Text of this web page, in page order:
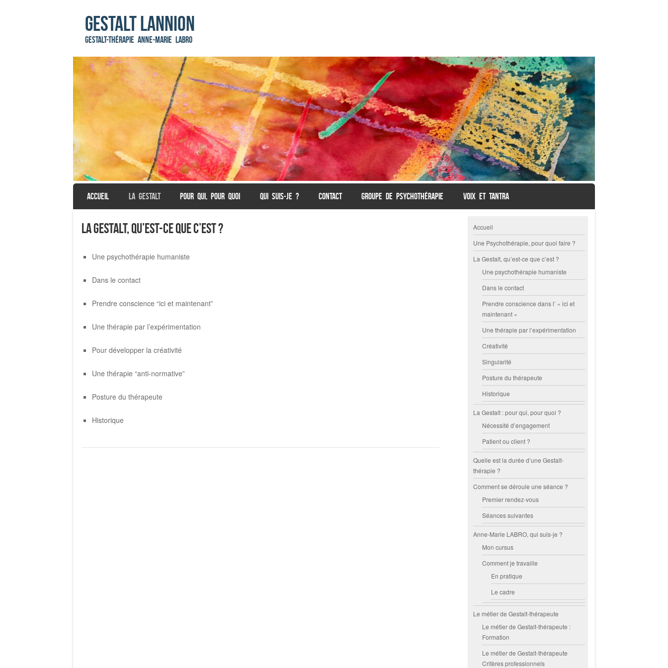
Gestalt Lannion
Gestalt-Thérapie Anne-Marie LABRO
Menu
SKIP TO CONTENT
ACCUEIL LA GESTALT POUR QUI, POUR QUOI QUI SUIS-JE ? CONTACT GROUPE DE PSYCHOTHÉRAPIE VOIX ET TANTRA
La Gestalt, qu’est-ce que c’est ?
Une psychothérapie humaniste
Dans le contact
Prendre conscience “ici et maintenant”
Une thérapie par l’expérimentation
Pour développer la créativité
Une thérapie “anti-normative”
Posture du thérapeute
Historique
Accueil
Une Psychothérapie, pour quoi faire ?
La Gestalt, qu’est-ce que c’est ?
Une psychothérapie humaniste
Dans le contact
Prendre conscience dans l’ « ici et
maintenant »
Une thérapie par l’expérimentation
Créativité
Singularité
Posture du thérapeute
Historique
La Gestalt : pour qui, pour quoi ?
Nécessité d’engagement
Patient ou client ?
Quelle est la durée d’une Gestalt-
thérapie ?
Comment se déroule une séance ?
Premier rendez-vous
Séances suivantes
Anne-Marie LABRO, qui suis-je ?
Mon cursus
Comment je travaille
En pratique
Le cadre
Le métier de Gestalt-thérapeute
Le métier de Gestalt-thérapeute :
Formation
Le métier de Gestalt-thérapeute
Critères professionnels